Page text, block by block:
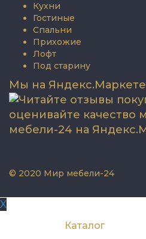
Кухни
Гостиные
Спальни
Прихожие
Лофт
Под старину
Мы на Яндекс.Маркете
© 2020 Мир мебели-24
X
Каталог